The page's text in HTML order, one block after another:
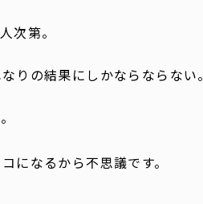
次第。
りの結果にしかならならない。
になるから不思議です。